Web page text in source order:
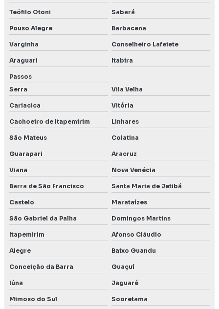
Levantamento monitoramento e resgate de fauna
Licença de operação ambiental
Licenciamento ambiental em Betim
Licenciamento ambiental consultoria
Licenciamento ambiental empresas
Licenciamento ambiental industrial
Licenciamento ambiental para mineração
Licenciamento ambiental para postos de combustíveis
Licenciamento ambiental preço
Licenciamento ambiental para transporte de produtos
perigosos
Meio biótico
Monitoramento da qualidade da água subterrânea
Teófilo Otoni Sabará
Pouso Alegre Barbacena
Varginha Conselheiro Lafeiete
Araguari Itabira
Passos
Serra
Vila Velha
Cariacica Vitória
Cachoeiro de Itapemirim Linhares
São Mateus Colatina
Guarapari Aracruz
Viana Nova Venécia
Barra de São Francisco Santa Maria de Jetibá
Castelo Marataízes
São Gabriel da Palha Domingos Martins
Itapemirim Afonso Cláudio
Alegre Baixo Guandu
Conceição da Barra Guaçuí
Iúna Jaguaré
Mimoso do Sul Sooretama